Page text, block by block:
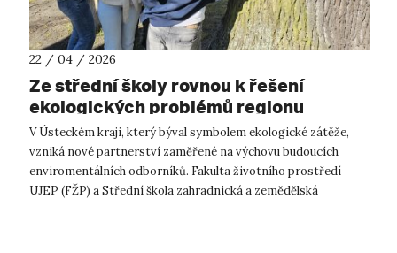
22 / 04 / 2026
Ze střední školy rovnou k řešení
ekologických problémů regionu
V Ústeckém kraji, který býval symbolem ekologické zátěže,
vzniká nové partnerství zaměřené na výchovu budoucích
enviromentálních odborníků. Fakulta životního prostředí
UJEP (FŽP) a Střední škola zahradnická a zemědělská